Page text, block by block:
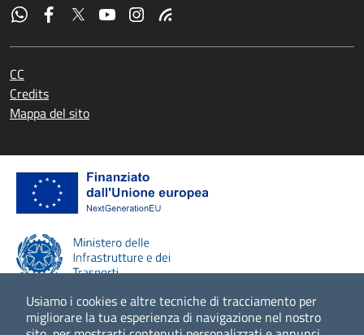
Usiamo i cookies e altre tecniche di tracciamento per
migliorare la tua esperienza di navigazione nel nostro
CC
Credits
Mappa del sito